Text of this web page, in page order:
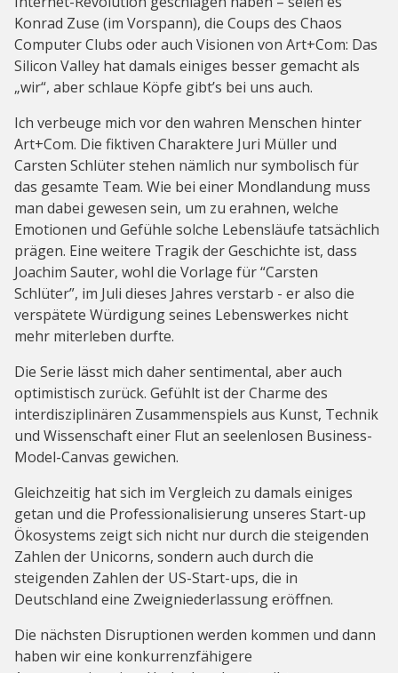
Konrad Zuse (im Vorspann), die Coups des Chaos
Computer Clubs oder auch Visionen von Art+Com: Das
Silicon Valley hat damals einiges besser gemacht als
„wir“, aber schlaue Köpfe gibt’s bei uns auch.
Ich verbeuge mich vor den wahren Menschen hinter
Art+Com. Die fiktiven Charaktere Juri Müller und
Carsten Schlüter stehen nämlich nur symbolisch für
das gesamte Team. Wie bei einer Mondlandung muss
man dabei gewesen sein, um zu erahnen, welche
Emotionen und Gefühle solche Lebensläufe tatsächlich
prägen. Eine weitere Tragik der Geschichte ist, dass
Joachim Sauter, wohl die Vorlage für “Carsten
Schlüter”, im Juli dieses Jahres verstarb - er also die
verspätete Würdigung seines Lebenswerkes nicht
mehr miterleben durfte.
Die Serie lässt mich daher sentimental, aber auch
optimistisch zurück. Gefühlt ist der Charme des
interdisziplinären Zusammenspiels aus Kunst, Technik
und Wissenschaft einer Flut an seelenlosen Business-
Model-Canvas gewichen.
Gleichzeitig hat sich im Vergleich zu damals einiges
getan und die Professionalisierung unseres Start-up
Ökosystems zeigt sich nicht nur durch die steigenden
Zahlen der Unicorns, sondern auch durch die
steigenden Zahlen der US-Start-ups, die in
Deutschland eine Zweigniederlassung eröffnen.
Die nächsten Disruptionen werden kommen und dann
haben wir eine konkurrenzfähigere